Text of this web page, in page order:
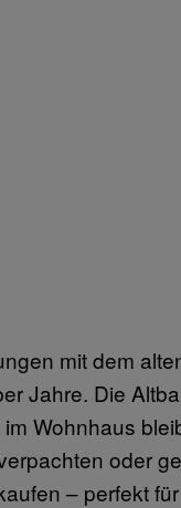
mit dem
Jahre. Die
Wohnhaus
oder
– perfekt